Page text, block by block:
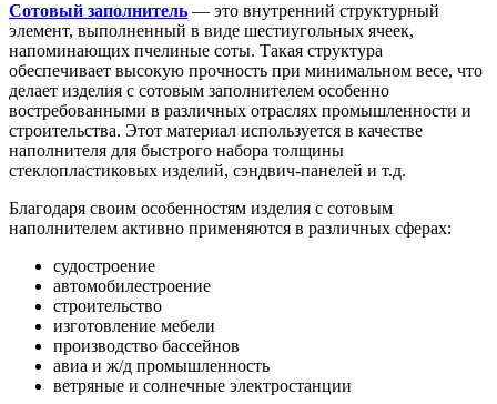
Сотовый заполнитель — это внутренний структурный
элемент, выполненный в виде шестиугольных ячеек,
напоминающих пчелиные соты. Такая структура
обеспечивает высокую прочность при минимальном весе, что
делает изделия с сотовым заполнителем особенно
востребованными в различных отраслях промышленности и
строительства. Этот материал используется в качестве
наполнителя для быстрого набора толщины
стеклопластиковых изделий, сэндвич-панелей и т.д.
Благодаря своим особенностям изделия с сотовым
наполнителем активно применяются в различных сферах:
судостроение
автомобилестроение
строительство
изготовление мебели
производство бассейнов
авиа и ж/д промышленность
ветряные и солнечные электростанции